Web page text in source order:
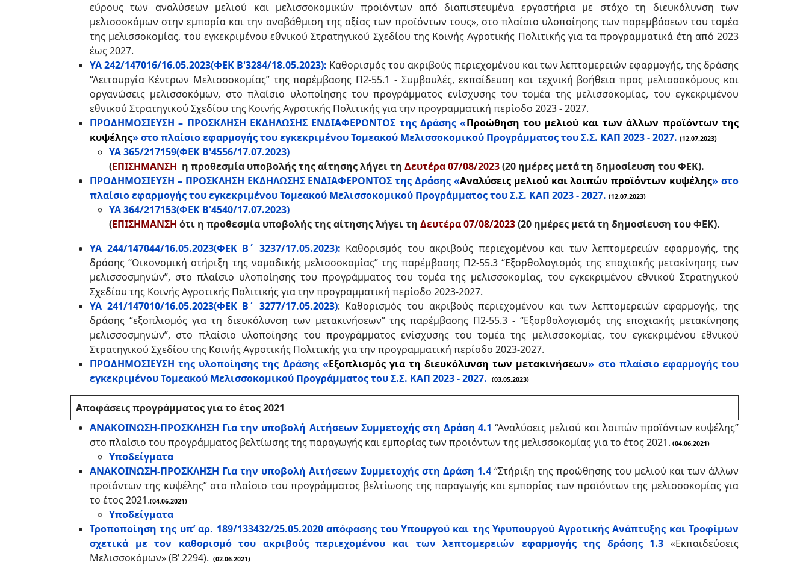
εύρους των αναλύσεων μελιού και μελισσοκομικών προϊόντων από διαπιστευμένα εργαστήρια με στόχο τη διευκόλυνση των
μελισσοκόμων στην εμπορία και την αναβάθμιση της αξίας των προϊόντων τους», στο πλαίσιο υλοποίησης των παρεμβάσεων του τομέα
της μελισσοκομίας, του εγκεκριμένου εθνικού Στρατηγικού Σχεδίου της Κοινής Αγροτικής Πολιτικής για τα προγραμματικά έτη από 2023
έως 2027.
ΥΑ 242/147016/16.05.2023(ΦΕΚ Β'3284/18.05.2023): Καθορισμός του ακριβούς περιεχομένου και των λεπτομερειών εφαρμογής, της δράσης
“Λειτουργία Κέντρων Μελισσοκομίας” της παρέμβασης Π2-55.1 - Συμβουλές, εκπαίδευση και τεχνική βοήθεια προς μελισσοκόμους και
οργανώσεις μελισσοκόμων, στο πλαίσιο υλοποίησης του προγράμματος ενίσχυσης του τομέα της μελισσοκομίας, του εγκεκριμένου
εθνικού Στρατηγικού Σχεδίου της Κοινής Αγροτικής Πολιτικής για την προγραμματική περίοδο 2023 - 2027.
ΠΡΟΔΗΜΟΣΙΕΥΣΗ – ΠΡΟΣΚΛΗΣΗ ΕΚΔΗΛΩΣΗΣ ΕΝΔΙΑΦΕΡΟΝΤΟΣ της Δράσης «Προώθηση του μελιού και των άλλων προϊόντων της
κυψέλης» στο πλαίσιο εφαρμογής του εγκεκριμένου Τομεακού Μελισσοκομικού Προγράμματος του Σ.Σ. ΚΑΠ 2023 - 2027. (12.07.2023)
ΥΑ 365/217159(ΦΕΚ Β'4556/17.07.2023)
(ΕΠΙΣΗΜΑΝΣΗ η προθεσμία υποβολής της αίτησης λήγει τη Δευτέρα 07/08/2023(20 ημέρες μετά τη δημοσίευση του ΦΕΚ).
ΠΡΟΔΗΜΟΣΙΕΥΣΗ – ΠΡΟΣΚΛΗΣΗ ΕΚΔΗΛΩΣΗΣ ΕΝΔΙΑΦΕΡΟΝΤΟΣ της Δράσης «Αναλύσεις μελιού και λοιπών προϊόντων κυψέλης» στο
πλαίσιο εφαρμογής του εγκεκριμένου Τομεακού Μελισσοκομικού Προγράμματος του Σ.Σ. ΚΑΠ 2023 - 2027. (12.07.2023)
ΥΑ 364/217153(ΦΕΚ Β'4540/17.07.2023)
(ΕΠΙΣΗΜΑΝΣΗ ότι η προθεσμία υποβολής της αίτησης λήγει τη Δευτέρα 07/08/2023(20 ημέρες μετά τη δημοσίευση του ΦΕΚ).
ΥΑ 244/147044/16.05.2023(ΦΕΚ Β΄ 3237/17.05.2023): Καθορισμός του ακριβούς περιεχομένου και των λεπτομερειών εφαρμογής, της
δράσης “Οικονομική στήριξη της νομαδικής μελισσοκομίας” της παρέμβασης Π2-55.3 “Εξορθολογισμός της εποχιακής μετακίνησης των
μελισσοσμηνών”, στο πλαίσιο υλοποίησης του προγράμματος του τομέα της μελισσοκομίας, του εγκεκριμένου εθνικού Στρατηγικού
Σχεδίου της Κοινής Αγροτικής Πολιτικής για την προγραμματική περίοδο 2023-2027.
ΥΑ 241/147010/16.05.2023(ΦΕΚ Β΄ 3277/17.05.2023): Καθορισμός του ακριβούς περιεχομένου και των λεπτομερειών εφαρμογής, της
δράσης “εξοπλισμός για τη διευκόλυνση των μετακινήσεων” της παρέμβασης Π2-55.3 - “Εξορθολογισμός της εποχιακής μετακίνησης
μελισσοσμηνών”, στο πλαίσιο υλοποίησης του προγράμματος ενίσχυσης του τομέα της μελισσοκομίας, του εγκεκριμένου εθνικού
Στρατηγικού Σχεδίου της Κοινής Αγροτικής Πολιτικής για την προγραμματική περίοδο 2023-2027.
ΠΡΟΔΗΜΟΣΙΕΥΣΗ της υλοποίησης της Δράσης «Εξοπλισμός για τη διευκόλυνση των μετακινήσεων» στο πλαίσιο εφαρμογής του
εγκεκριμένου Τομεακού Μελισσοκομικού Προγράμματος του Σ.Σ. ΚΑΠ 2023 - 2027.
(03.05.2023)
Αποφάσεις προγράμματος για το έτος 2021
ΑΝΑΚΟΙΝΩΣΗ-ΠΡΟΣΚΛΗΣΗ Για την υποβολή Αιτήσεων Συμμετοχής στη Δράση 4.1 “Αναλύσεις μελιού και λοιπών προϊόντων κυψέλης”
στο πλαίσιο του προγράμματος βελτίωσης της παραγωγής και εμπορίας των προϊόντων της μελισσοκομίας για το έτος 2021. (04.06.2021)
Υποδείγματα
ΑΝΑΚΟΙΝΩΣΗ-ΠΡΟΣΚΛΗΣΗ Για την υποβολή Αιτήσεων Συμμετοχής στη Δράση 1.4 “Στήριξη της προώθησης του μελιού και των άλλων
προϊόντων της κυψέλης” στο πλαίσιο του προγράμματος βελτίωσης της παραγωγής και εμπορίας των προϊόντων της μελισσοκομίας για
το έτος 2021.(04.06.2021)
Υποδείγματα
Τροποποίηση της υπ’ αρ. 189/133432/25.05.2020 απόφασης του Υπουργού και της Υφυπουργού Αγροτικής Ανάπτυξης και Τροφίμων
σχετικά με τον καθορισμό του ακριβούς περιεχομένου και των λεπτομερειών εφαρμογής της δράσης 1.3 «Εκπαιδεύσεις
Μελισσοκόμων» (Β’ 2294). (02.06.2021)